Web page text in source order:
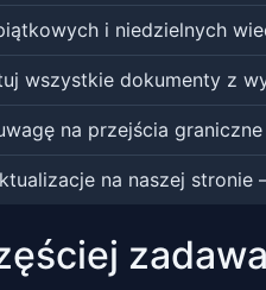
i niedzielnych
wszystkie dokumenty z
na przejścia
na naszej